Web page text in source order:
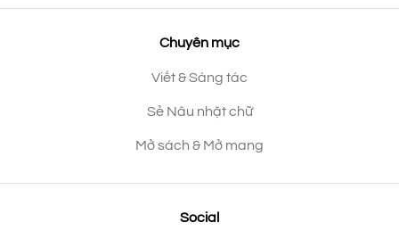
Chuyên mục
Viết & Sáng tác
Sẻ Nâu nhặt chữ
Mở sách & Mở mang
Social